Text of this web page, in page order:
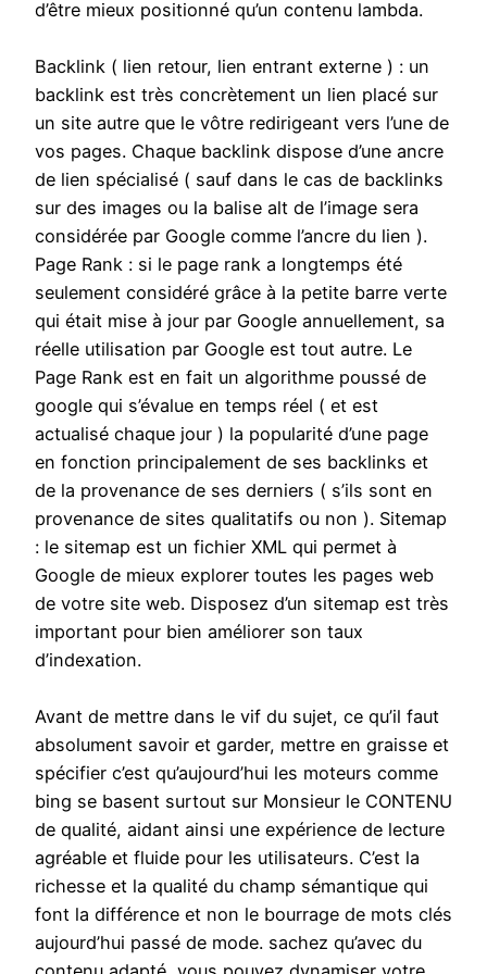
d’être mieux positionné qu’un contenu lambda.
Backlink ( lien retour, lien entrant externe ) : un
backlink est très concrètement un lien placé sur
un site autre que le vôtre redirigeant vers l’une de
vos pages. Chaque backlink dispose d’une ancre
de lien spécialisé ( sauf dans le cas de backlinks
sur des images ou la balise alt de l’image sera
considérée par Google comme l’ancre du lien ).
Page Rank : si le page rank a longtemps été
seulement considéré grâce à la petite barre verte
qui était mise à jour par Google annuellement, sa
réelle utilisation par Google est tout autre. Le
Page Rank est en fait un algorithme poussé de
google qui s’évalue en temps réel ( et est
actualisé chaque jour ) la popularité d’une page
en fonction principalement de ses backlinks et
de la provenance de ses derniers ( s’ils sont en
provenance de sites qualitatifs ou non ). Sitemap
: le sitemap est un fichier XML qui permet à
Google de mieux explorer toutes les pages web
de votre site web. Disposez d’un sitemap est très
important pour bien améliorer son taux
d’indexation.
Avant de mettre dans le vif du sujet, ce qu’il faut
absolument savoir et garder, mettre en graisse et
spécifier c’est qu’aujourd’hui les moteurs comme
bing se basent surtout sur Monsieur le CONTENU
de qualité, aidant ainsi une expérience de lecture
agréable et fluide pour les utilisateurs. C’est la
richesse et la qualité du champ sémantique qui
font la différence et non le bourrage de mots clés
aujourd’hui passé de mode. sachez qu’avec du